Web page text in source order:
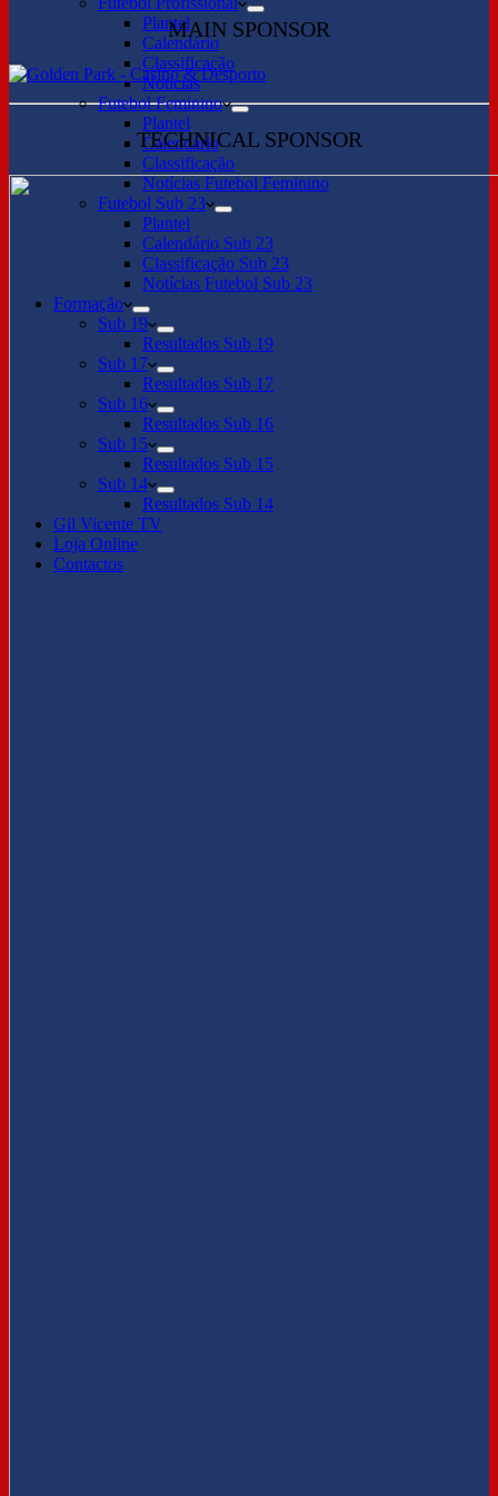
Plantel
Calendário
Classificação
Notícias
Futebol Feminino
Plantel
Calendário
Classificação
Notícias Futebol Feminino
Futebol Sub 23
Plantel
Calendário Sub 23
Classificação Sub 23
Notícias Futebol Sub 23
Formação
Sub 19
Resultados Sub 19
Sub 17
Resultados Sub 17
Sub 16
Resultados Sub 16
Sub 15
Resultados Sub 15
Sub 14
Resultados Sub 14
Gil Vicente TV
Loja Online
Contactos
MAIN SPONSOR
TECHNICAL SPONSOR